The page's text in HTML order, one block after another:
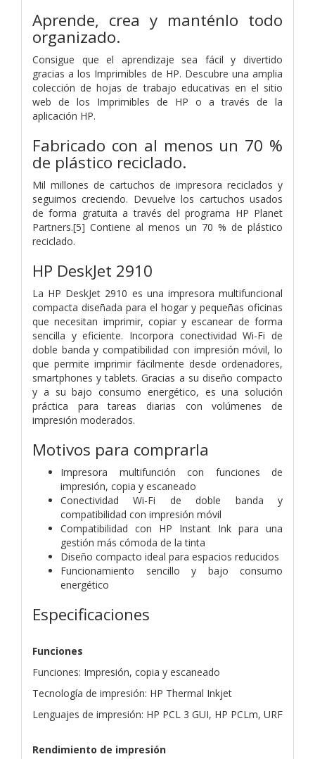
Aprende, crea y manténlo todo
organizado.
Consigue que el aprendizaje sea fácil y divertido
gracias a los Imprimibles de HP. Descubre una amplia
colección de hojas de trabajo educativas en el sitio
web de los Imprimibles de HP o a través de la
aplicación HP.
Fabricado con al menos un 70 %
de plástico reciclado.
Mil millones de cartuchos de impresora reciclados y
seguimos creciendo. Devuelve los cartuchos usados
de forma gratuita a través del programa HP Planet
Partners.[5] Contiene al menos un 70 % de plástico
reciclado.
HP DeskJet 2910
La HP DeskJet 2910 es una impresora multifuncional
compacta diseñada para el hogar y pequeñas oficinas
que necesitan imprimir, copiar y escanear de forma
sencilla y eficiente. Incorpora conectividad Wi-Fi de
doble banda y compatibilidad con impresión móvil, lo
que permite imprimir fácilmente desde ordenadores,
smartphones y tablets. Gracias a su diseño compacto
y a su bajo consumo energético, es una solución
práctica para tareas diarias con volúmenes de
impresión moderados.
Motivos para comprarla
Impresora multifunción con funciones de
impresión, copia y escaneado
Conectividad Wi-Fi de doble banda y
compatibilidad con impresión móvil
Compatibilidad con HP Instant Ink para una
gestión más cómoda de la tinta
Diseño compacto ideal para espacios reducidos
Funcionamiento sencillo y bajo consumo
energético
Especificaciones
Funciones
Funciones: Impresión, copia y escaneado
Tecnología de impresión: HP Thermal Inkjet
Lenguajes de impresión: HP PCL 3 GUI, HP PCLm, URF
Rendimiento de impresión